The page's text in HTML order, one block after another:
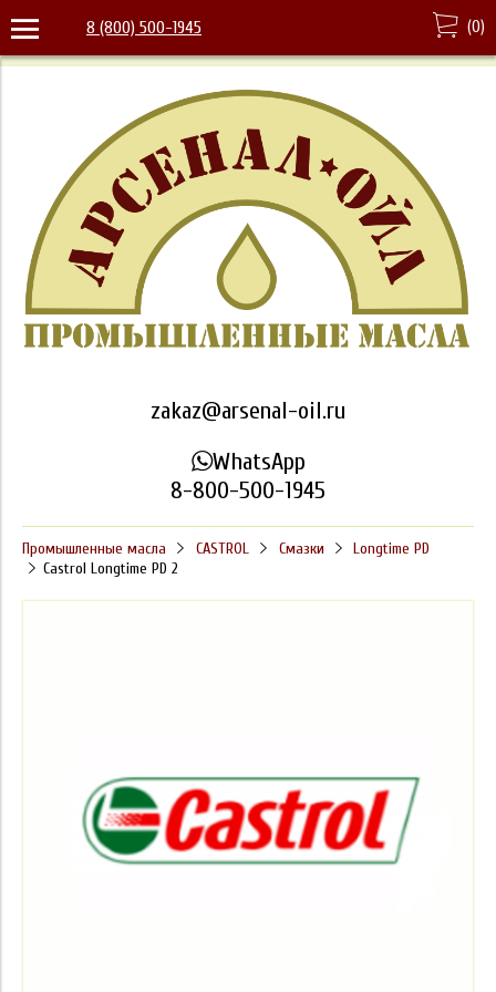
8 (800) 500-1945 (0)
zakaz@arsenal-oil.ru
WhatsApp
8-800-500-1945
Промышленные масла CASTROL Смазки
Longtime PD
Castrol Longtime PD 2